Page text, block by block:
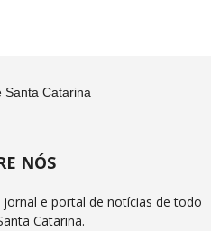
NÓS
e portal de notícias de todo
Catarina.